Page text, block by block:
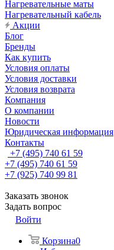
Нагревательные маты
Нагревательный кабель
Акции
Блог
Бренды
Как купить
Условия оплаты
Условия доставки
Условия возврата
Компания
О компании
Новости
Юридическая информация
Контакты
+7 (495) 740 61 59
+7 (495) 740 61 59
+7 (925) 740 99 81
Заказать звонок
Задать вопрос
Войти
Корзина0